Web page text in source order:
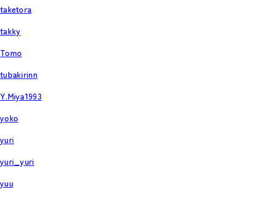
taketora
takky
Tomo
tubakirinn
Y.Miya1993
yoko
yuri
yuri_yuri
yuu